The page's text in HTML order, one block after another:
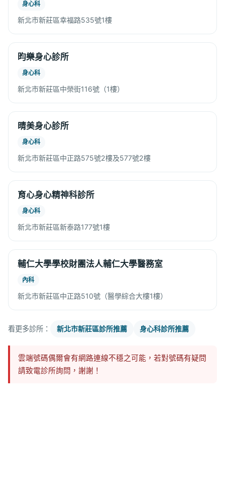
身心科
新北市新莊區幸福路535號1樓
昀樂身心診所
身心科
新北市新莊區中榮街116號（1樓）
晴美身心診所
身心科
新北市新莊區中正路575號2樓及577號2樓
育心身心精神科診所
身心科
新北市新莊區新泰路177號1樓
輔仁大學學校財團法人輔仁大學醫務室
內科
新北市新莊區中正路510號（醫學綜合大樓1樓）
看更多診所： 新北市新莊區診所推薦 身心科診所推薦
雲端號碼偶爾會有網路連線不穩之可能，若對號碼有疑問
請致電診所詢問，謝謝！